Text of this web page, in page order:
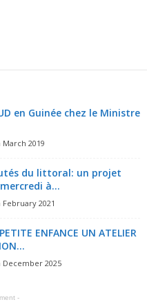
en Guinée chez le Ministre
March 2019
du littoral: un projet
à...
February 2021
ENFANCE UN ATELIER
December 2025
-